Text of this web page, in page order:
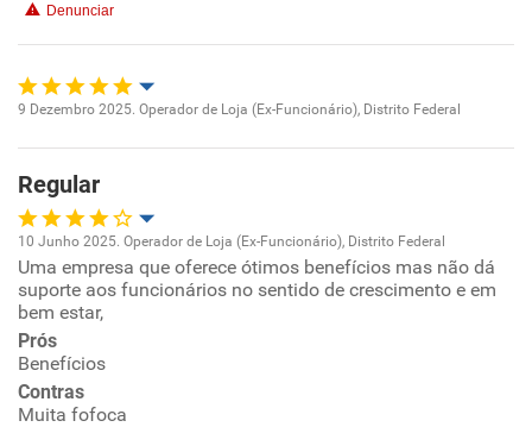
Benefícios
Recomenda esta empresa
Denunciar
Ambiente de trabalho
Conciliação com a vida familiar
Benefícios
Recomenda esta empresa
9 Dezembro 2025. Operador de Loja (Ex-Funcionário), Distrito Federal
Regular
Oportunidade de promoção
Ambiente de trabalho
Conciliação com a vida familiar
10 Junho 2025. Operador de Loja (Ex-Funcionário), Distrito Federal
Uma empresa que oferece ótimos benefícios mas não dá
suporte aos funcionários no sentido de crescimento e em
bem estar,
Prós
Benefícios
Contras
Muita fofoca